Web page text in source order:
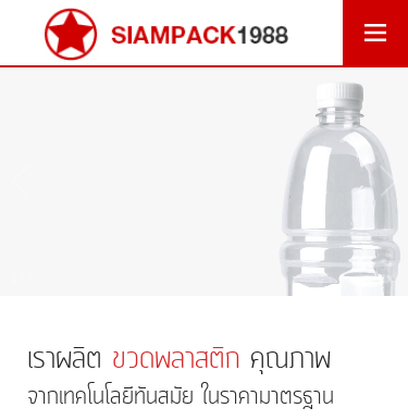
เราผลิต ขวดพลาสติก คุณภาพ
จากเทคโนโลยีทันสมัย ในราคามาตรฐาน